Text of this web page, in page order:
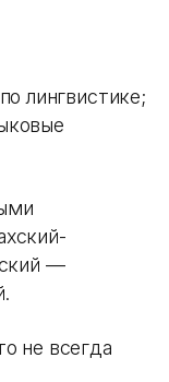
лингвистике;
—
не всегда